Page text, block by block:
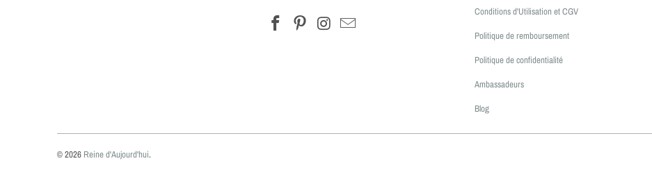
Conditions d'Utilisation et CGV
Politique de remboursement
Politique de confidentialité
Ambassadeurs
Blog
© 2026 Reine d'Aujourd'hui.